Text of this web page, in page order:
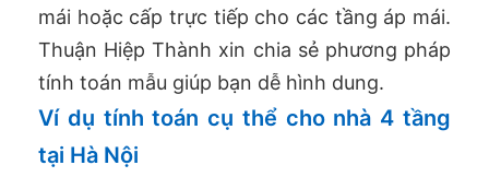
mái hoặc cấp trực tiếp cho các tầng áp mái.
Thuận Hiệp Thành xin chia sẻ phương pháp
tính toán mẫu giúp bạn dễ hình dung.
Ví dụ tính toán cụ thể cho nhà 4 tầng
tại Hà Nội